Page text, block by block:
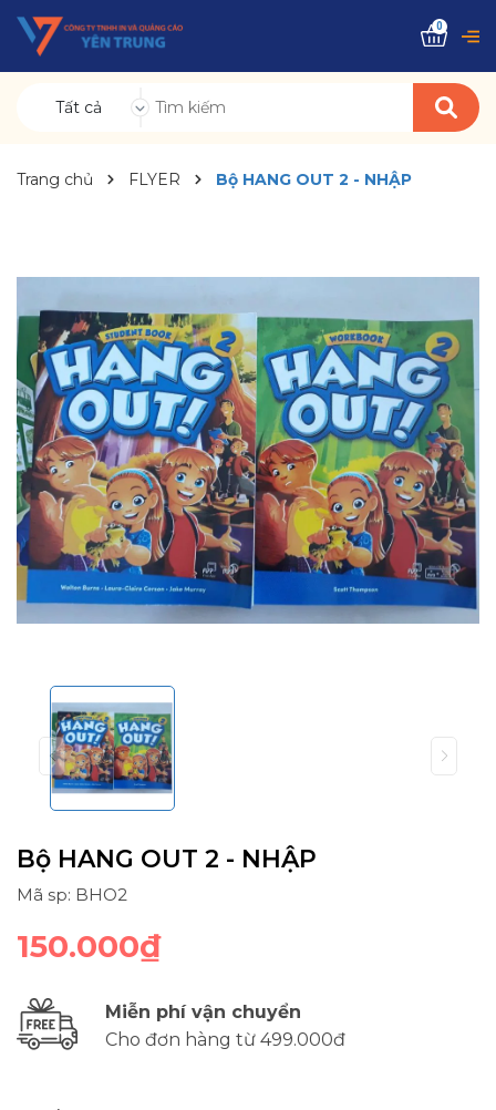
Tất cả
0
Trang chủ FLYER Bộ HANG OUT 2 - NHẬP
Bộ HANG OUT 2 - NHẬP
Mã sp: BHO2
150.000₫
Miễn phí vận chuyển
Cho đơn hàng từ 499.000đ